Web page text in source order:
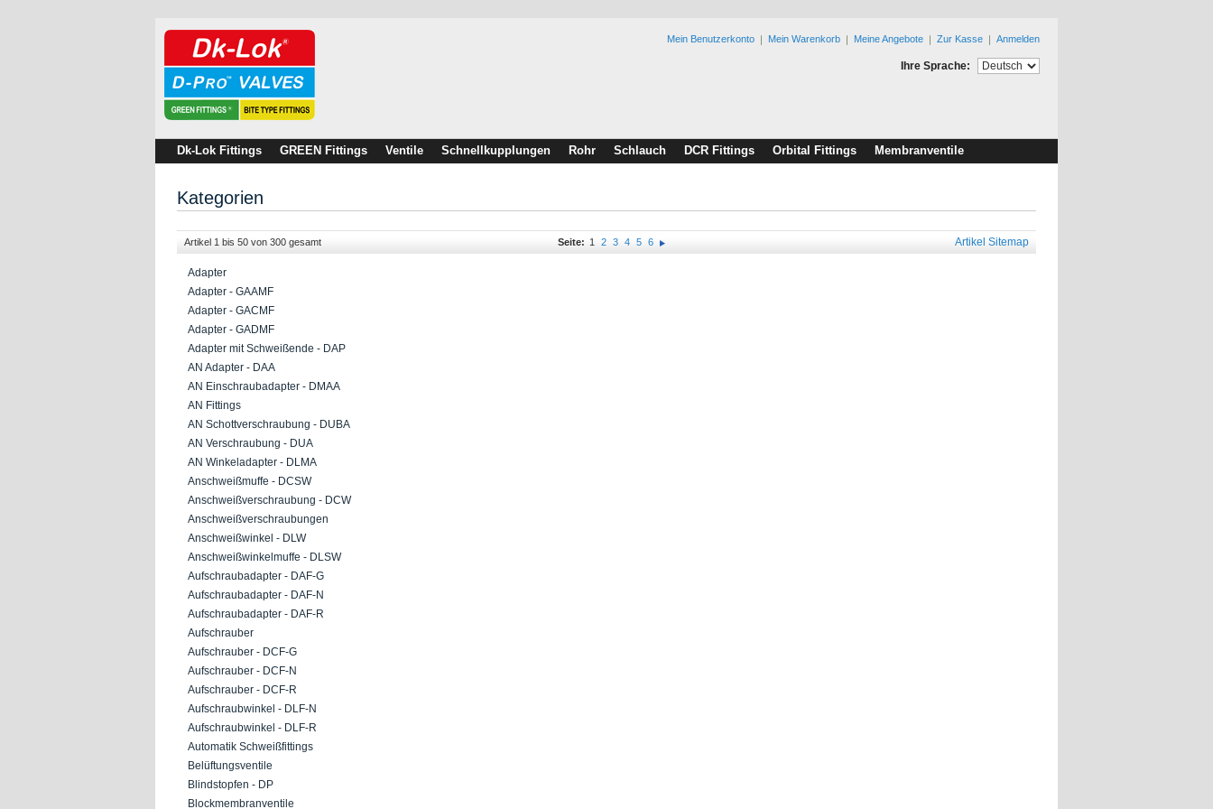
Mein Benutzerkonto Mein Warenkorb Meine Angebote Zur Kasse Anmelden
Ihre Sprache:
Dk-Lok Fittings GREEN Fittings Ventile Schnellkupplungen Rohr Schlauch DCR Fittings Orbital Fittings Membranventile
Kategorien
Artikel Sitemap
Artikel 1 bis 50 von 300 gesamt Seite: 1 2 3 4 5 6
Adapter
Adapter - GAAMF
Adapter - GACMF
Adapter - GADMF
Adapter mit Schweißende - DAP
AN Adapter - DAA
AN Einschraubadapter - DMAA
AN Fittings
AN Schottverschraubung - DUBA
AN Verschraubung - DUA
AN Winkeladapter - DLMA
Anschweißmuffe - DCSW
Anschweißverschraubung - DCW
Anschweißverschraubungen
Anschweißwinkel - DLW
Anschweißwinkelmuffe - DLSW
Aufschraubadapter - DAF-G
Aufschraubadapter - DAF-N
Aufschraubadapter - DAF-R
Aufschrauber
Aufschrauber - DCF-G
Aufschrauber - DCF-N
Aufschrauber - DCF-R
Aufschraubwinkel - DLF-N
Aufschraubwinkel - DLF-R
Automatik Schweißfittings
Belüftungsventile
Blindstopfen - DP
Blockmembranventile